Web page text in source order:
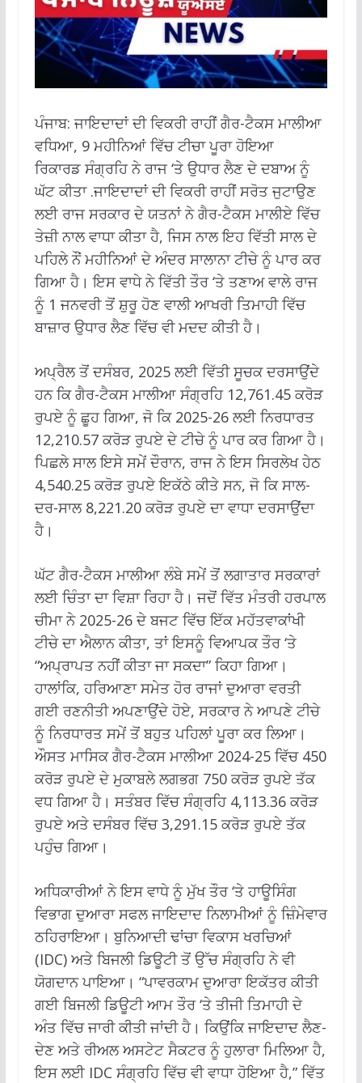
ਪੰਜਾਬ: ਜਾਇਦਾਦਾਂ ਦੀ ਵਿਕਰੀ ਰਾਹੀਂ ਗੈਰ-ਟੈਕਸ ਮਾਲੀਆ
ਵਧਿਆ, 9 ਮਹੀਨਿਆਂ ਵਿੱਚ ਟੀਚਾ ਪੂਰਾ ਹੋਇਆ
ਰਿਕਾਰਡ ਸੰਗ੍ਰਹਿ ਨੇ ਰਾਜ ‘ਤੇ ਉਧਾਰ ਲੈਣ ਦੇ ਦਬਾਅ ਨੂੰ
ਘੱਟ ਕੀਤਾ .ਜਾਇਦਾਦਾਂ ਦੀ ਵਿਕਰੀ ਰਾਹੀਂ ਸਰੋਤ ਜੁਟਾਉਣ
ਲਈ ਰਾਜ ਸਰਕਾਰ ਦੇ ਯਤਨਾਂ ਨੇ ਗੈਰ-ਟੈਕਸ ਮਾਲੀਏ ਵਿੱਚ
ਤੇਜ਼ੀ ਨਾਲ ਵਾਧਾ ਕੀਤਾ ਹੈ, ਜਿਸ ਨਾਲ ਇਹ ਵਿੱਤੀ ਸਾਲ ਦੇ
ਪਹਿਲੇ ਨੌਂ ਮਹੀਨਿਆਂ ਦੇ ਅੰਦਰ ਸਾਲਾਨਾ ਟੀਚੇ ਨੂੰ ਪਾਰ ਕਰ
ਗਿਆ ਹੈ। ਇਸ ਵਾਧੇ ਨੇ ਵਿੱਤੀ ਤੌਰ ‘ਤੇ ਤਣਾਅ ਵਾਲੇ ਰਾਜ
ਨੂੰ 1 ਜਨਵਰੀ ਤੋਂ ਸ਼ੁਰੂ ਹੋਣ ਵਾਲੀ ਆਖਰੀ ਤਿਮਾਹੀ ਵਿੱਚ
ਬਾਜ਼ਾਰ ਉਧਾਰ ਲੈਣ ਵਿੱਚ ਵੀ ਮਦਦ ਕੀਤੀ ਹੈ।
ਅਪ੍ਰੈਲ ਤੋਂ ਦਸੰਬਰ, 2025 ਲਈ ਵਿੱਤੀ ਸੂਚਕ ਦਰਸਾਉਂਦੇ
ਹਨ ਕਿ ਗੈਰ-ਟੈਕਸ ਮਾਲੀਆ ਸੰਗ੍ਰਹਿ 12,761.45 ਕਰੋੜ
ਰੁਪਏ ਨੂੰ ਛੂਹ ਗਿਆ, ਜੋ ਕਿ 2025-26 ਲਈ ਨਿਰਧਾਰਤ
12,210.57 ਕਰੋੜ ਰੁਪਏ ਦੇ ਟੀਚੇ ਨੂੰ ਪਾਰ ਕਰ ਗਿਆ ਹੈ।
ਪਿਛਲੇ ਸਾਲ ਇਸੇ ਸਮੇਂ ਦੌਰਾਨ, ਰਾਜ ਨੇ ਇਸ ਸਿਰਲੇਖ ਹੇਠ
4,540.25 ਕਰੋੜ ਰੁਪਏ ਇਕੱਠੇ ਕੀਤੇ ਸਨ, ਜੋ ਕਿ ਸਾਲ-
ਦਰ-ਸਾਲ 8,221.20 ਕਰੋੜ ਰੁਪਏ ਦਾ ਵਾਧਾ ਦਰਸਾਉਂਦਾ
ਹੈ।
ਘੱਟ ਗੈਰ-ਟੈਕਸ ਮਾਲੀਆ ਲੰਬੇ ਸਮੇਂ ਤੋਂ ਲਗਾਤਾਰ ਸਰਕਾਰਾਂ
ਲਈ ਚਿੰਤਾ ਦਾ ਵਿਸ਼ਾ ਰਿਹਾ ਹੈ। ਜਦੋਂ ਵਿੱਤ ਮੰਤਰੀ ਹਰਪਾਲ
ਚੀਮਾ ਨੇ 2025-26 ਦੇ ਬਜਟ ਵਿੱਚ ਇੱਕ ਮਹੱਤਵਾਕਾਂਖੀ
ਟੀਚੇ ਦਾ ਐਲਾਨ ਕੀਤਾ, ਤਾਂ ਇਸਨੂੰ ਵਿਆਪਕ ਤੌਰ ‘ਤੇ
“ਅਪ੍ਰਾਪਤ ਨਹੀਂ ਕੀਤਾ ਜਾ ਸਕਦਾ” ਕਿਹਾ ਗਿਆ।
ਹਾਲਾਂਕਿ, ਹਰਿਆਣਾ ਸਮੇਤ ਹੋਰ ਰਾਜਾਂ ਦੁਆਰਾ ਵਰਤੀ
ਗਈ ਰਣਨੀਤੀ ਅਪਣਾਉਂਦੇ ਹੋਏ, ਸਰਕਾਰ ਨੇ ਆਪਣੇ ਟੀਚੇ
ਨੂੰ ਨਿਰਧਾਰਤ ਸਮੇਂ ਤੋਂ ਬਹੁਤ ਪਹਿਲਾਂ ਪੂਰਾ ਕਰ ਲਿਆ।
ਔਸਤ ਮਾਸਿਕ ਗੈਰ-ਟੈਕਸ ਮਾਲੀਆ 2024-25 ਵਿੱਚ 450
ਕਰੋੜ ਰੁਪਏ ਦੇ ਮੁਕਾਬਲੇ ਲਗਭਗ 750 ਕਰੋੜ ਰੁਪਏ ਤੱਕ
ਵਧ ਗਿਆ ਹੈ। ਸਤੰਬਰ ਵਿੱਚ ਸੰਗ੍ਰਹਿ 4,113.36 ਕਰੋੜ
ਰੁਪਏ ਅਤੇ ਦਸੰਬਰ ਵਿੱਚ 3,291.15 ਕਰੋੜ ਰੁਪਏ ਤੱਕ
ਪਹੁੰਚ ਗਿਆ।
ਅਧਿਕਾਰੀਆਂ ਨੇ ਇਸ ਵਾਧੇ ਨੂੰ ਮੁੱਖ ਤੌਰ ‘ਤੇ ਹਾਊਸਿੰਗ
ਵਿਭਾਗ ਦੁਆਰਾ ਸਫਲ ਜਾਇਦਾਦ ਨਿਲਾਮੀਆਂ ਨੂੰ ਜ਼ਿੰਮੇਵਾਰ
ਠਹਿਰਾਇਆ। ਬੁਨਿਆਦੀ ਢਾਂਚਾ ਵਿਕਾਸ ਖਰਚਿਆਂ
(IDC) ਅਤੇ ਬਿਜਲੀ ਡਿਊਟੀ ਤੋਂ ਉੱਚ ਸੰਗ੍ਰਹਿ ਨੇ ਵੀ
ਯੋਗਦਾਨ ਪਾਇਆ। “ਪਾਵਰਕਾਮ ਦੁਆਰਾ ਇਕੱਤਰ ਕੀਤੀ
ਗਈ ਬਿਜਲੀ ਡਿਊਟੀ ਆਮ ਤੌਰ ‘ਤੇ ਤੀਜੀ ਤਿਮਾਹੀ ਦੇ
ਅੰਤ ਵਿੱਚ ਜਾਰੀ ਕੀਤੀ ਜਾਂਦੀ ਹੈ। ਕਿਉਂਕਿ ਜਾਇਦਾਦ ਲੈਣ-
ਦੇਣ ਅਤੇ ਰੀਅਲ ਅਸਟੇਟ ਸੈਕਟਰ ਨੂੰ ਹੁਲਾਰਾ ਮਿਲਿਆ ਹੈ,
ਇਸ ਲਈ IDC ਸੰਗ੍ਰਹਿ ਵਿੱਚ ਵੀ ਵਾਧਾ ਹੋਇਆ ਹੈ,” ਵਿੱਤ